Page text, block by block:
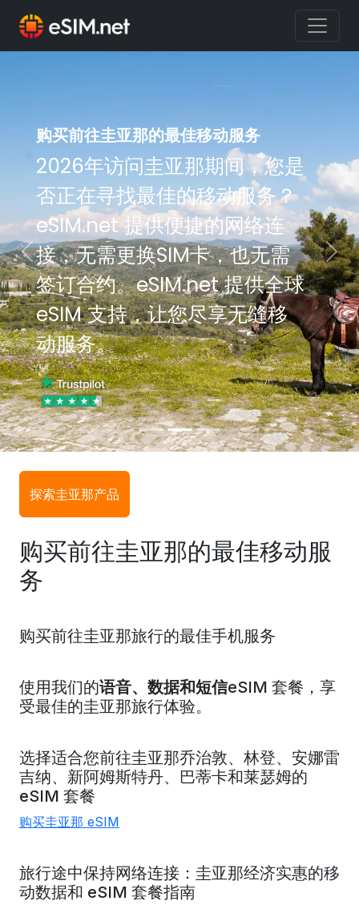
购买前往圭亚那的最佳移动服务
2026年访问圭亚那期间，您是
否正在寻找最佳的移动服务？
eSIM.net 提供便捷的网络连
接，无需更换SIM卡，也无需
签订合约。eSIM.net 提供全球
eSIM 支持，让您尽享无缝移
动服务。
购买前往圭亚那的最佳移动服务
2026年访问圭亚那期间，您是
否正在寻找最佳的移动服务？
eSIM.net 提供便捷的网络连
接，无需更换SIM卡，也无需
签订合约。eSIM.net 提供全球
eSIM 支持，让您尽享无缝移
动服务。
Previous Next
探索圭亚那产品
购买前往圭亚那的最佳移动服
务
购买前往圭亚那旅行的最佳手机服务
使用我们的语音、数据和短信eSIM 套餐，享
受最佳的圭亚那旅行体验。
选择适合您前往圭亚那乔治敦、 林登、 安娜雷
吉纳、 新阿姆斯特丹、 巴蒂卡和莱瑟姆的
eSIM 套餐
购买圭亚那 eSIM
旅行途中保持网络连接：圭亚那经济实惠的移
动数据和 eSIM 套餐指南